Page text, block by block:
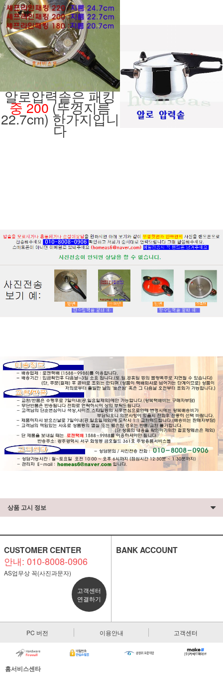
알로압력솥은 패킹
중 200(뚜껑지름
22.7cm) 한가지입니
다
상품 고시 정보
CUSTOMER CENTER
안내: 010-8008-0906
AS업무상 꼭(사진과문자)
고객센터
연결하기
BANK ACCOUNT
PC 버전 이용안내 고객센터
홈서비스센타